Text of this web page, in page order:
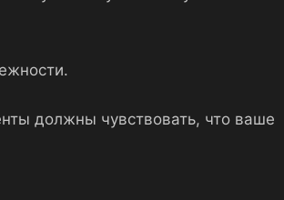
должны чувствовать, что ваше